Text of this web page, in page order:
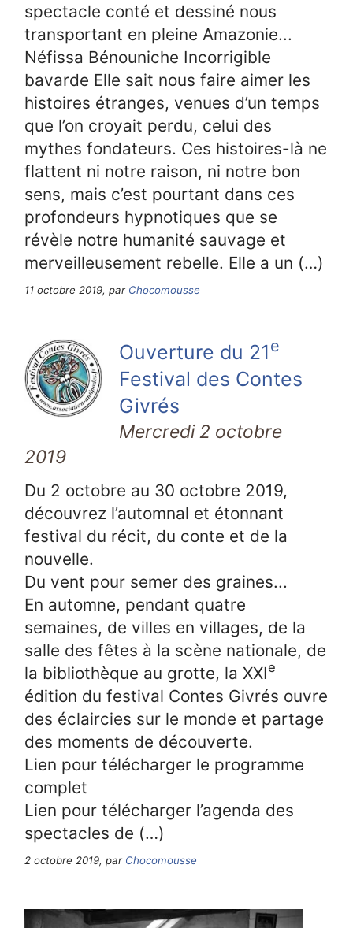
spectacle conté et dessiné nous
transportant en pleine Amazonie...
Néfissa Bénouniche Incorrigible
bavarde Elle sait nous faire aimer les
histoires étranges, venues d’un temps
que l’on croyait perdu, celui des
mythes fondateurs. Ces histoires-là ne
flattent ni notre raison, ni notre bon
sens, mais c’est pourtant dans ces
profondeurs hypnotiques que se
révèle notre humanité sauvage et
merveilleusement rebelle. Elle a un (…)
11 octobre 2019, par Chocomousse
Ouverture du 21e
Festival des Contes
Givrés
Mercredi 2 octobre
2019
Du 2 octobre au 30 octobre 2019,
découvrez l’automnal et étonnant
festival du récit, du conte et de la
nouvelle.
Du vent pour semer des graines...
En automne, pendant quatre
semaines, de villes en villages, de la
salle des fêtes à la scène nationale, de
la bibliothèque au grotte, la XXIe
édition du festival Contes Givrés ouvre
des éclaircies sur le monde et partage
des moments de découverte.
Lien pour télécharger le programme
complet
Lien pour télécharger l’agenda des
spectacles de (…)
2 octobre 2019, par Chocomousse